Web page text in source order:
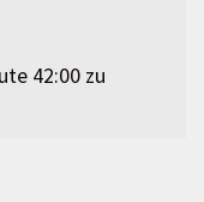
42:00 zu